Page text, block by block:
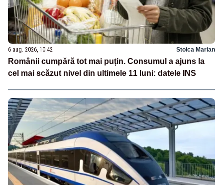
6 aug. 2026, 10:42 Stoica Marian
Românii cumpără tot mai puțin. Consumul a ajuns la
cel mai scăzut nivel din ultimele 11 luni: datele INS